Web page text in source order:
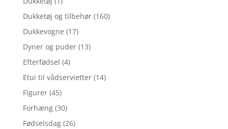
Dukketøj og tilbehør (160)
Dukkevogne (17)
Dyner og puder (13)
Efterfødsel (4)
Etui til vådservietter (14)
Figurer (45)
Forhæng (30)
Fødselsdag (26)